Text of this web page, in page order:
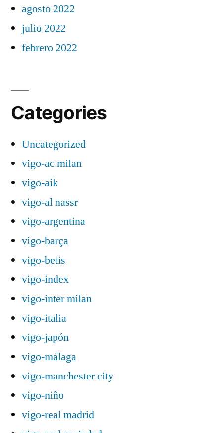
agosto 2022
julio 2022
febrero 2022
Categories
Uncategorized
vigo-ac milan
vigo-aik
vigo-al nassr
vigo-argentina
vigo-barça
vigo-betis
vigo-index
vigo-inter milan
vigo-italia
vigo-japón
vigo-málaga
vigo-manchester city
vigo-niño
vigo-real madrid